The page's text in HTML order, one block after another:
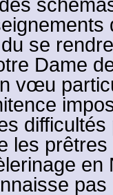
se
Dame
vœu
les
en